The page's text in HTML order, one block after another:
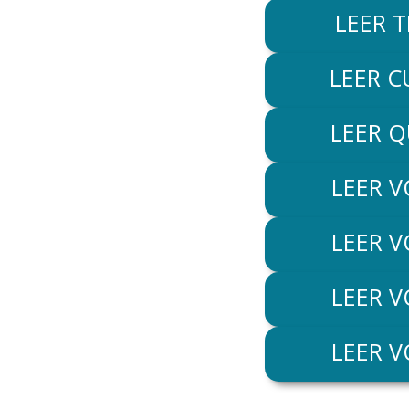
LEER
LEER
LEER
LEER
LEER
LEER
LEER